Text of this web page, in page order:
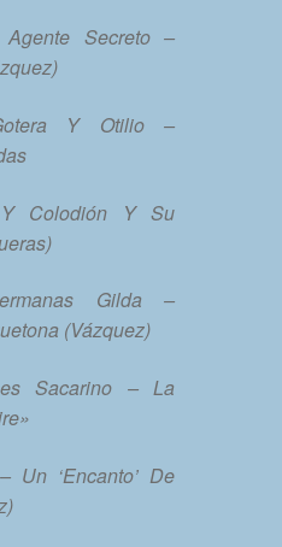
Secreto –
Y Otilio –
Colodión Y Su
Gilda –
(Vázquez)
Sacarino – La
Un ‘Encanto’ De